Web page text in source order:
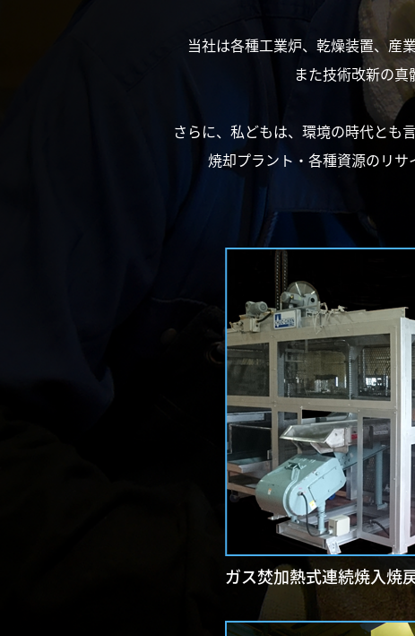
当社は各種工業炉、乾燥装置、産
また技術改新の
高度
さらに、私どもは、環境の時代とも
焼却プラント・各種資源のリサ
ガス焚加熱式連続焼入焼